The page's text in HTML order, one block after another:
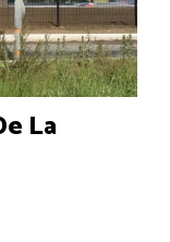
La